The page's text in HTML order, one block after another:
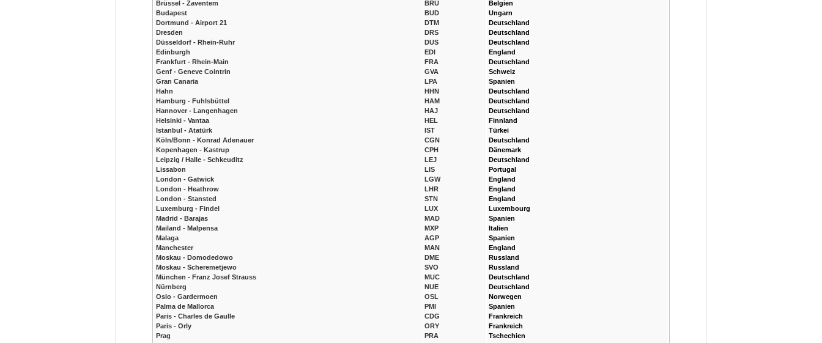
Brüssel - Zaventem
Budapest
Dortmund - Airport 21
Dresden
Düsseldorf - Rhein-Ruhr
Edinburgh
Frankfurt - Rhein-Main
Genf - Geneve Cointrin
Gran Canaria
Hahn
Hamburg - Fuhlsbüttel
Hannover - Langenhagen
Helsinki - Vantaa
Istanbul - Atatürk
Köln/Bonn - Konrad Adenauer
Kopenhagen - Kastrup
Leipzig / Halle - Schkeuditz
Lissabon
London - Gatwick
London - Heathrow
London - Stansted
Luxemburg - Findel
Madrid - Barajas
Mailand - Malpensa
Malaga
Manchester
Moskau - Domodedowo
Moskau - Scheremetjewo
München - Franz Josef Strauss
Nürnberg
Oslo - Gardermoen
Palma de Mallorca
Paris - Charles de Gaulle
Paris - Orly
Prag
BRU
BUD
DTM
DRS
DUS
EDI
FRA
GVA
LPA
HHN
HAM
HAJ
HEL
IST
CGN
CPH
LEJ
LIS
LGW
LHR
STN
LUX
MAD
MXP
AGP
MAN
DME
SVO
MUC
NUE
OSL
PMI
CDG
ORY
PRA
Belgien
Ungarn
Deutschland
Deutschland
Deutschland
England
Deutschland
Schweiz
Spanien
Deutschland
Deutschland
Deutschland
Finnland
Türkei
Deutschland
Dänemark
Deutschland
Portugal
England
England
England
Luxembourg
Spanien
Italien
Spanien
England
Russland
Russland
Deutschland
Deutschland
Norwegen
Spanien
Frankreich
Frankreich
Tschechien